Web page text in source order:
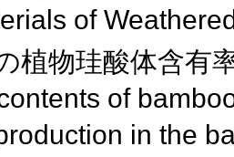
of
植物珪酸体含有
of
in the